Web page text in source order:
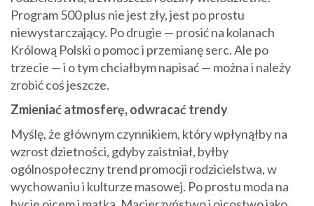
Program 500 plus nie jest zły, jest po prostu
niewystarczający. Po drugie — prosić na kolanach
Królową Polski o pomoc i przemianę serc. Ale po
trzecie — i o tym chciałbym napisać — można i należy
zrobić coś jeszcze.
Zmieniać atmosferę, odwracać trendy
Myślę, że głównym czynnikiem, który wpłynąłby na
wzrost dzietności, gdyby zaistniał, byłby
ogólnospołeczny trend promocji rodzicielstwa, w
wychowaniu i kulturze masowej. Po prostu moda na